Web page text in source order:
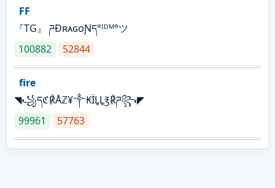
FF
『TG』 ཌĐʀᴀɢᴏƝད°ᴵᴰᴹ°ツ
100882
52844
fire
◥꧁དℭ℟Åℤ¥༒₭ÏḼḼ℥℟ཌ꧂◤
99961
57763